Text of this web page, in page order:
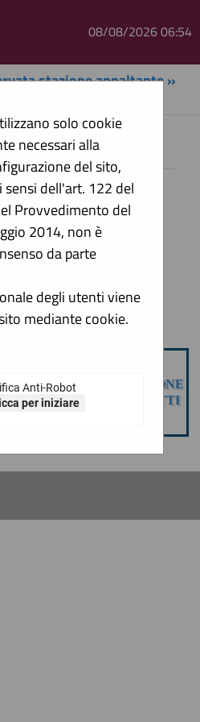
08/08/2026 06:54
stazione appaltante»
solo cookie
necessari alla
del sito,
sensi dell'art. 122 del
Provvedimento del
2014, non è
da parte
degli utenti viene
mediante cookie.
Anti-Robot
per iniziare
SA
agli applicativi per la
di un appalto
e Forniture, per la
pubblica ed
ad uso esclusivo
GESTIONE
GARE
ESECUZIONE
CONTRATTI